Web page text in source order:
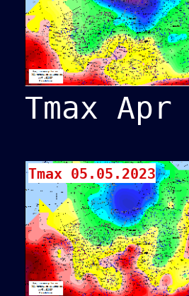
Tmax Apr
Tmax 05.05.2023